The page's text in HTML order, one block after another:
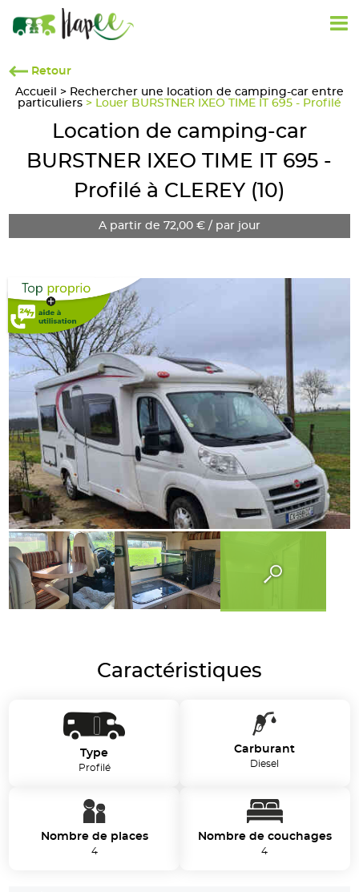
Retour
Accueil
> Rechercher une location de camping-car entre
particuliers > Louer BURSTNER IXEO TIME IT 695 - Profilé
Location de camping-car
BURSTNER IXEO TIME IT 695 -
Profilé à CLEREY (10)
A partir de 72,00 € / par jour
Caractéristiques
Type
Profilé
Carburant
Diesel
Nombre de places
4
Nombre de couchages
4